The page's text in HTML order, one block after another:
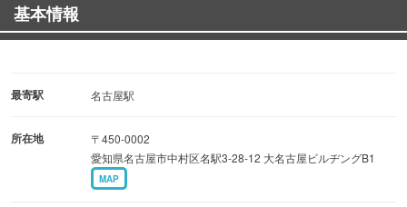
基本情報
最寄駅 名古屋駅
所在地
〒450-0002
愛知県名古屋市中村区名駅3-28-12 大名古屋ビルヂングB1
MAP